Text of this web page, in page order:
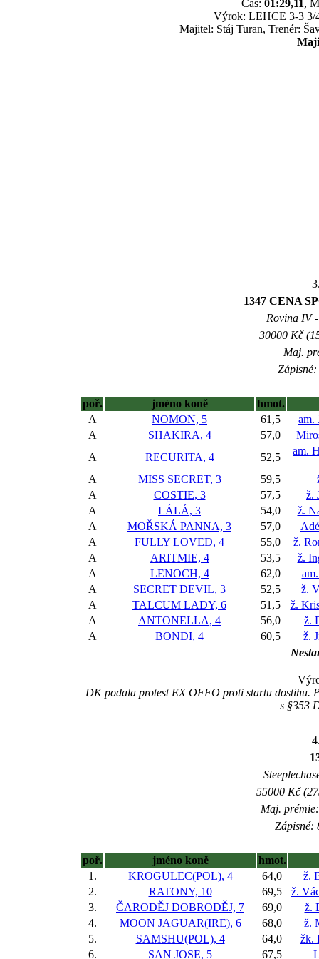
Čas: 01:29,11,
Výrok: LEHCE 3-3 3/
Majitel: Stáj Turan, Trenér:
1347 CENA
Rovina IV
30000 Kč
Maj.
poř. jméno koně
hmot.
A
NOMON, 5 61,5
am.
A
SHAKIRA, 4 57,0
A
RECURITA, 4 52,5
am.
A MISS SECRET, 3 59,5
A
COSTIE, 3 57,5
ž.
A
LÁLÁ, 3 54,0
ž.
A
MOŘSKÁ PANNA, 3 57,0
A
FULLY LOVED, 4 55,0
ž.
A
ARITMIE, 4 53,5
ž.
A
LENOCH, 4 62,0
A
SECRET DEVIL, 3 52,5
ž.
A
TALCUM LADY, 6 51,5
ž.
A
ANTONELLA, 4 56,0
ž.
A
BONDI, 4 60,5
ž.
DK podala protest EX OFFO proti startu dostihu.
s §353
55000 Kč
Maj.
Zápisné:
poř. jméno koně
hmot.
1.
KROGULEC(POL), 4 64,0
ž.
2.
RATONY, 10 69,5
ž.
3.
ČARODĚJ DOBRODĚJ, 7 69,0
ž.
4.
MOON JAGUAR(IRE), 6 68,0
ž.
5.
SAMSHU(POL), 4 64,0
žk.
6.
SAN JOSE, 5 67,5